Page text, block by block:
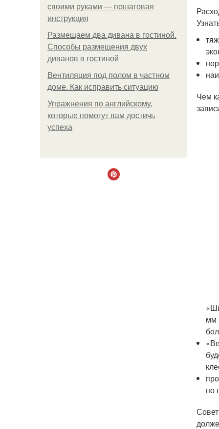
своими руками — пошаговая
инструкция
Размещаем два дивана в гостиной.
Способы размещения двух
диванов в гостиной
Вентиляция под полом в частном
доме. Как исправить ситуацию
Упражнения по английскому,
которые помогут вам достичь
успеха
Чем
мм
но